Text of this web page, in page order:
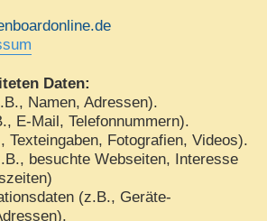
Daten:
Namen, Adressen).
E-Mail, Telefonnummern).
Texteingaben, Fotografien, Videos).
besuchte Webseiten, Interesse
(z.B., Geräte-